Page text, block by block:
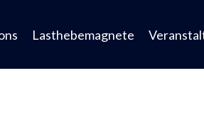
Lasthebemagnete